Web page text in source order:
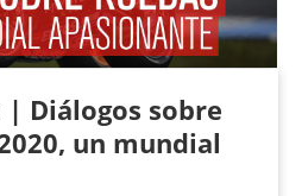
| Diálogos sobre
un mundial